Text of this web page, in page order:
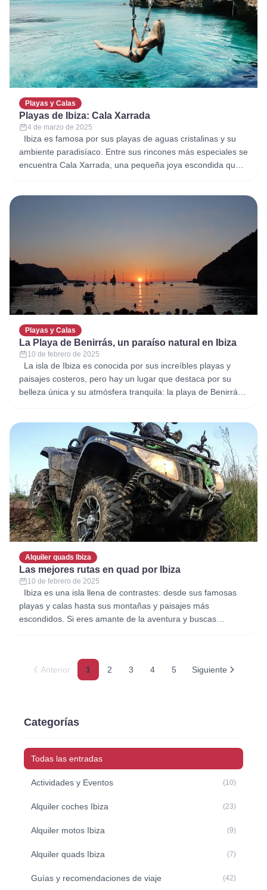
Playas y Calas
Playas de Ibiza: Cala Xarrada
4 de marzo de 2025
Ibiza es famosa por sus playas de aguas cristalinas y su
ambiente paradisíaco. Entre sus rincones más especiales se
encuentra Cala Xarrada, una pequeña joya escondida que
Playas y Calas
La Playa de Benirrás, un paraíso natural en Ibiza
10 de febrero de 2025
La isla de Ibiza es conocida por sus increíbles playas y
paisajes costeros, pero hay un lugar que destaca por su
belleza única y su atmósfera tranquila: la playa de Benirrás.
Alquiler quads Ibiza
Las mejores rutas en quad por Ibiza
10 de febrero de 2025
Ibiza es una isla llena de contrastes: desde sus famosas
playas y calas hasta sus montañas y paisajes más
escondidos. Si eres amante de la aventura y buscas
Con la libertad de un vehículo
Anterior
1 2 3 4 5 Siguiente
Categorías
Todas las entradas
Actividades y Eventos (10)
Alquiler coches Ibiza (23)
Alquiler motos Ibiza (9)
Alquiler quads Ibiza (7)
Guías y recomendaciones de viaje (42)